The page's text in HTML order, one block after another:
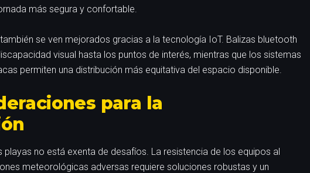
más segura y confortable.
se ven mejorados gracias a la tecnología IoT. Balizas bluetooth
visual hasta los puntos de interés, mientras que los sistemas
permiten una distribución más equitativa del espacio disponible.
para la
no está exenta de desafíos. La resistencia de los equipos al
meteorológicas adversas requiere soluciones robustas y un